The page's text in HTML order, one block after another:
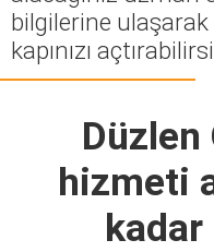
bilgilerine
kapınızı
hizmeti